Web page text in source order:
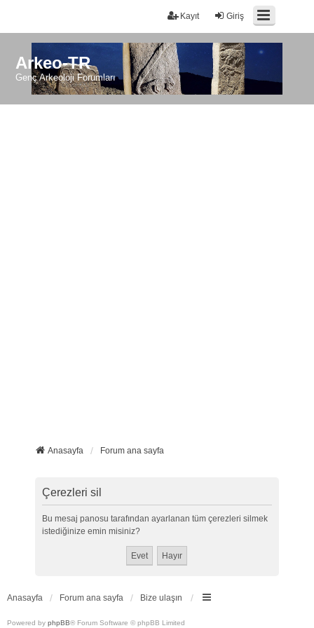
Giriş
Kayıt
Arkeo-TR
Genç Arkeoloji Forumları
Anasayfa Forum ana sayfa
Çerezleri sil
Bu mesaj panosu tarafından ayarlanan tüm çerezleri silmek
istediğinize emin misiniz?
Anasayfa Forum ana sayfa Bize ulaşın
Powered by phpBB® Forum Software © phpBB Limited